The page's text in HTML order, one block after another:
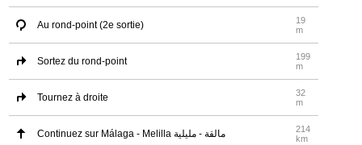
Au rond-point (2e sortie)
19
m
Sortez du rond-point
199
m
Tournez à droite
32
m
Continuez sur Málaga - Melilla مالقة - مليلية
214
km